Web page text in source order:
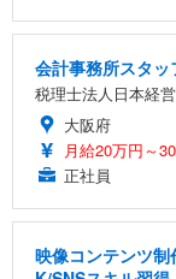
会計事務所スタ
税理士法人日本経営
大阪府
月給20万円～
正社員
映像コンテンツ